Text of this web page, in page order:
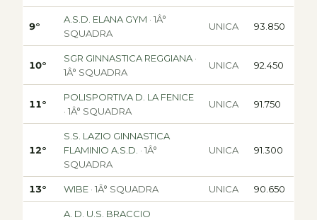
9°
A.S.D. ELANA GYM · 1Â°
SQUADRA
UNICA 93.850
10°
SGR GINNASTICA REGGIANA ·
1Â° SQUADRA
UNICA 92.450
11°
POLISPORTIVA D. LA FENICE
· 1Â° SQUADRA
UNICA 91.750
12°
S.S. LAZIO GINNASTICA
FLAMINIO A.S.D. · 1Â°
SQUADRA
UNICA 91.300
13° WIBE · 1Â° SQUADRA UNICA 90.650
A. D. U.S. BRACCIO